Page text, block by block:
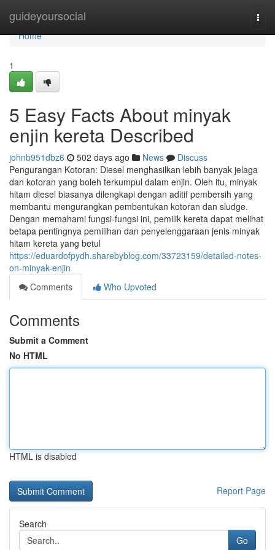
guideyoursocial
Home
Home
1
5 Easy Facts About minyak
enjin kereta Described
johnb951dbz6 502 days ago News
Discuss
Pengurangan Kotoran: Diesel menghasilkan lebih banyak jelaga
dan kotoran yang boleh terkumpul dalam enjin. Oleh itu, minyak
hitam diesel biasanya dilengkapi dengan aditif pembersih yang
membantu mengurangkan pembentukan kotoran dan sludge.
Dengan memahami fungsi-fungsi ini, pemilik kereta dapat melihat
betapa pentingnya pemilihan dan penyelenggaraan jenis minyak
hitam kereta yang betul
https://eduardofpydh.sharebyblog.com/33723159/detailed-notes-
on-minyak-enjin
Comments
Who Upvoted
Comments
Submit a Comment
No HTML
HTML is disabled
Report Page
Search
Go